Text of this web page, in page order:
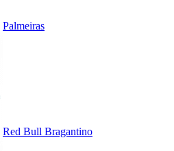
Palmeiras
Red Bull Bragantino